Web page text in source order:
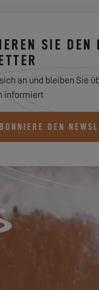
SIE DEN
an und bleiben Sie
informiert
DEN